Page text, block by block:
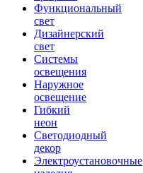
Функциональный
свет
Дизайнерский
свет
Системы
освещения
Наружное
освещение
Гибкий
неон
Светодиодный
декор
Электроустановочные